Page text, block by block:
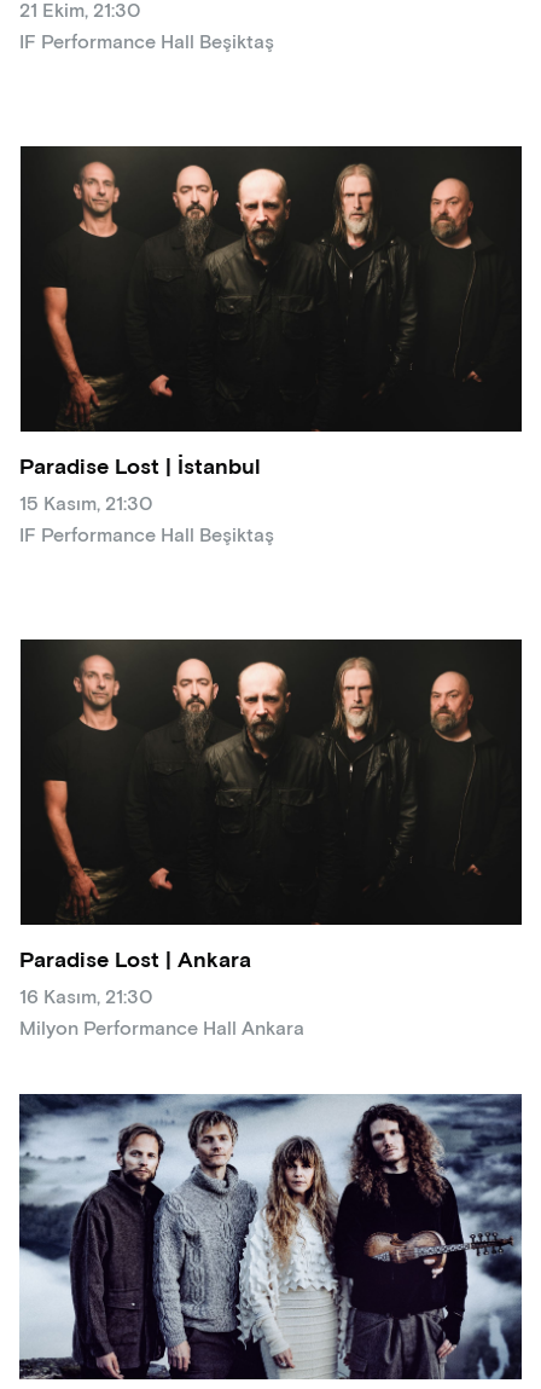
21 Ekim, 21:30
IF Performance Hall Beşiktaş
Paradise Lost | İstanbul
15 Kasım, 21:30
IF Performance Hall Beşiktaş
Paradise Lost | Ankara
16 Kasım, 21:30
Milyon Performance Hall Ankara